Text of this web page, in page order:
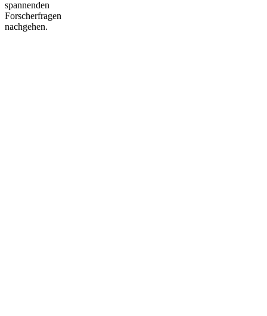
spannenden
Forscherfragen
nachgehen.